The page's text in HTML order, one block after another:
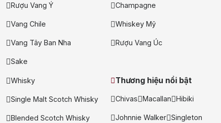
Rượu Vang Ý Champagne
Vang Chile Whiskey Mỹ
Vang Tây Ban Nha Rượu Vang Úc
Sake
Whisky
Single Malt Scotch Whisky
Blended Scotch Whisky
Thương hiệu nổi bật
Chivas Macallan Hibiki
Johnnie Walker Singleton